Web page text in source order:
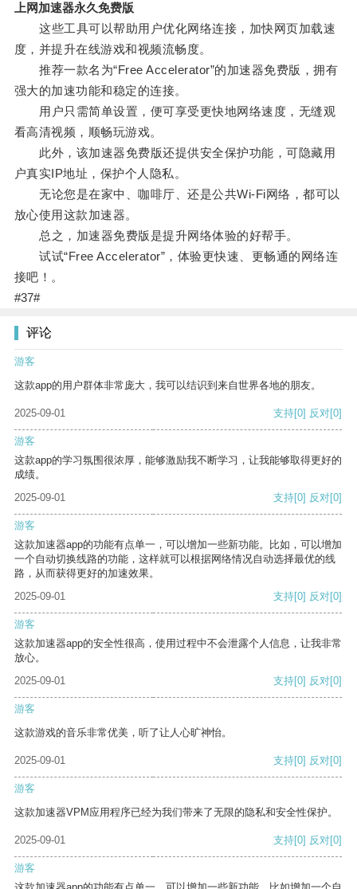
上网加速器永久免费版
这些工具可以帮助用户优化网络连接，加快网页加载速
度，并提升在线游戏和视频流畅度。
推荐一款名为“Free Accelerator”的加速器免费版，拥有
强大的加速功能和稳定的连接。
用户只需简单设置，便可享受更快地网络速度，无缝观
看高清视频，顺畅玩游戏。
此外，该加速器免费版还提供安全保护功能，可隐藏用
户真实IP地址，保护个人隐私。
无论您是在家中、咖啡厅、还是公共Wi-Fi网络，都可以
放心使用这款加速器。
总之，加速器免费版是提升网络体验的好帮手。
试试“Free Accelerator”，体验更快速、更畅通的网络连
接吧！。
#37#
评论
游客
这款app的用户群体非常庞大，我可以结识到来自世界各地的朋友。
2025-09-01 支持[0] 反对[0]
游客
这款app的学习氛围很浓厚，能够激励我不断学习，让我能够取得更好的
成绩。
2025-09-01
支持[0] 反对[0]
游客
这款加速器app的功能有点单一，可以增加一些新功能。比如，可以增加
一个自动切换线路的功能，这样就可以根据网络情况自动选择最优的线
路，从而获得更好的加速效果。
2025-09-01
支持[0] 反对[0]
游客
这款加速器app的安全性很高，使用过程中不会泄露个人信息，让我非常
放心。
2025-09-01
支持[0] 反对[0]
游客
这款游戏的音乐非常优美，听了让人心旷神怡。
2025-09-01 支持[0] 反对[0]
游客
这款加速器VPM应用程序已经为我们带来了无限的隐私和安全性保护。
2025-09-01 支持[0] 反对[0]
游客